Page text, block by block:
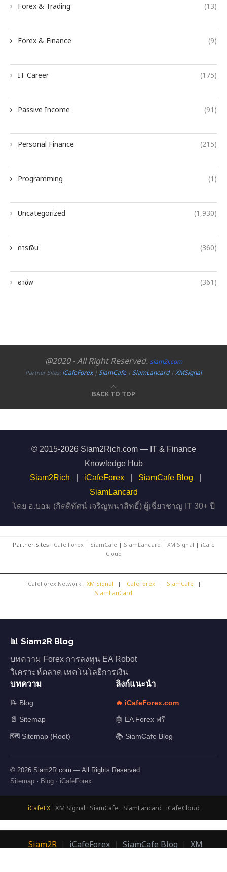
Forex & Trading (13)
Forex & Finance (9)
IT Career (175)
Passive Income (91)
Personal Finance (215)
Programming (1)
Uncategorized (1,930)
การเงิน (360)
อาชีพ (361)
@2020 - All Right Reserved. siam2r.com
Partner Sites:iCafeForex|SiamCafe|SiamLancard|XMSignal
BACK TO TOP
© 2015-2026 Siam2Rich.com — IT & Finance
Knowledge Hub
Siam2Rich
iCafeForex SiamCafe Blog
SiamLancard
โดย อ.บอม (กิตติทัศน์ เจริญพนาสิทธิ์) ผู้เชี่ยวชาญ IT 30+ ปี
Partner Sites: iCafe Forex| SiamCafe | SiamLancard | XM Signal | iCafe
Cloud
iCafeForex Network: XM Signal | iCafeForex | SiamCafe
|
SiamLanCard
📊 Siam2R Blog
บทความ Forex การลงทุน EA Robot
วิเคราะห์ตลาด เทคโนโลยีการเงิน
บทความ
📝 Blog
📄 Sitemap
🗺️ Sitemap (Root)
ลิงก์แนะนำ
🔥 iCafeForex.com
🤖 EA Forex ฟรี
📚 SiamCafe Blog
© 2026 Siam2R.com — All Rights Reserved
Sitemap · Blog · iCafeForex
iCafeFX· XM Signal · SiamCafe · SiamLancard · iCafeCloud
Siam2R | iCafeForex | SiamCafe Blog | XM